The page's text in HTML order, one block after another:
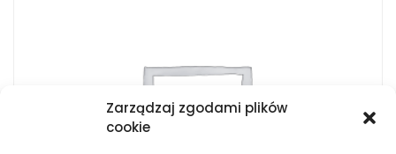
Zarządzaj zgodami plików
cookie